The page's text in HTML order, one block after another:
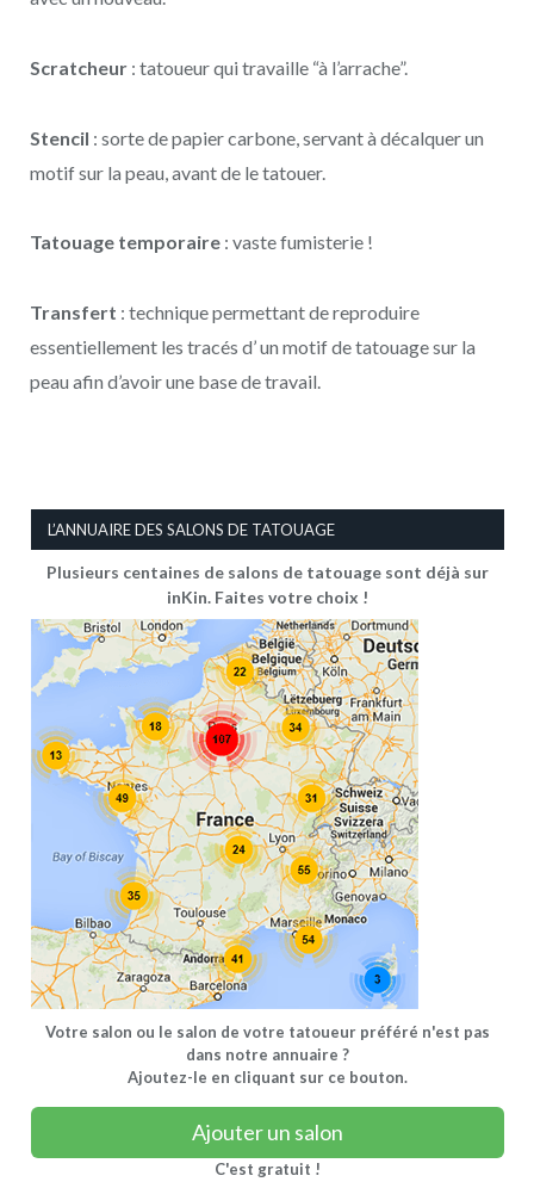
Scratcheur : tatoueur qui travaille “à l’arrache”.
Stencil : sorte de papier carbone, servant à décalquer un
motif sur la peau, avant de le tatouer.
Tatouage temporaire : vaste fumisterie !
Transfert : technique permettant de reproduire
essentiellement les tracés d’ un motif de tatouage sur la
peau afin d’avoir une base de travail.
L’ANNUAIRE DES SALONS DE TATOUAGE
Plusieurs centaines de salons de tatouage sont déjà sur
inKin. Faites votre choix !
Votre salon ou le salon de votre tatoueur préféré n'est pas
dans notre annuaire ?
Ajoutez-le en cliquant sur ce bouton.
Ajouter un salon
C'est gratuit !